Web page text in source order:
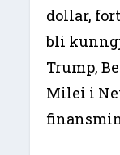
dollar,
bli
Trump,
Milei i